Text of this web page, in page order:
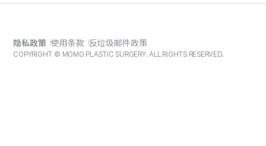
隐私政策 使用条款 反垃圾邮件政策
COPYRIGHT © MOMO PLASTIC SURGERY. ALL RIGHTS RESERVED.